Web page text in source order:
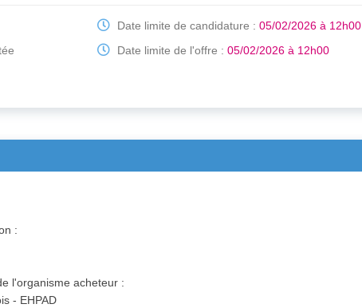
Date limite de candidature :05/02/2026 à 12h00
Date limite de l'offre :05/02/2026 à 12h00
:
l'organisme acheteur :
- EHPAD